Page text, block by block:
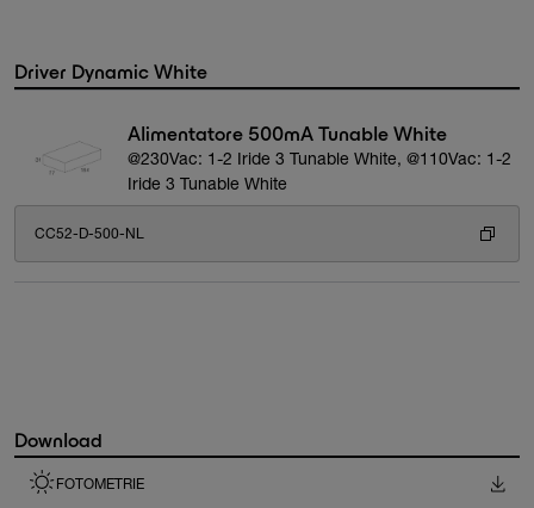
Driver Dynamic White
Alimentatore 500mA Tunable White
@230Vac: 1-2 Iride 3 Tunable White, @110Vac: 1-2
Iride 3 Tunable White
CC52-D-500-NL
Download
FOTOMETRIE